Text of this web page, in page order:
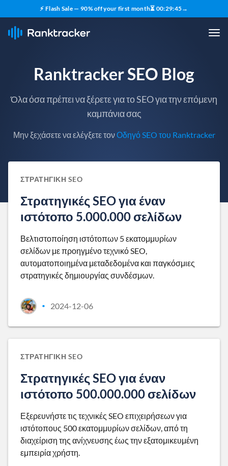
⚡ Flash Sale — 90% off your first month⏳ 00:29:44→
Ranktracker SEO Blog
Όλα όσα πρέπει να ξέρετε για το SEO για την επόμενη
καμπάνια σας
Μην ξεχάσετε να ελέγξετε τονΟδηγό SEO του Ranktracker
ΣΤΡΑΤΗΓΙΚΉ SEO
Στρατηγικές SEO για έναν
ιστότοπο 5.000.000 σελίδων
Βελτιστοποίηση ιστότοπων 5 εκατομμυρίων
σελίδων με προηγμένο τεχνικό SEO,
αυτοματοποιημένα μεταδεδομένα και παγκόσμιες
στρατηγικές δημιουργίας συνδέσμων.
• 2024-12-06
ΣΤΡΑΤΗΓΙΚΉ SEO
Στρατηγικές SEO για έναν
ιστότοπο 500.000.000 σελίδων
Εξερευνήστε τις τεχνικές SEO επιχειρήσεων για
ιστότοπους 500 εκατομμυρίων σελίδων, από τη
διαχείριση της ανίχνευσης έως την εξατομικευμένη
εμπειρία χρήστη.